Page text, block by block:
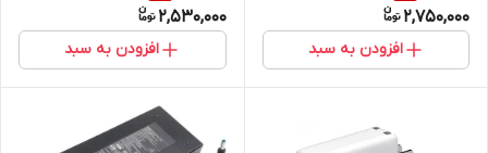
2,750,000
افزودن به سبد
2,530,000
افزودن به سبد